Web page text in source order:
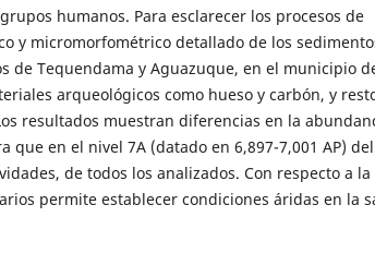
humanos. Para esclarecer los procesos de
y micromorfométrico detallado de los
de Tequendama y Aguazuque, en el municipio
arqueológicos como hueso y carbón, y
resultados muestran diferencias en la
que en el nivel 7A (datado en 6,897-7,001 AP)
de todos los analizados. Con respecto a la
permite establecer condiciones áridas en la